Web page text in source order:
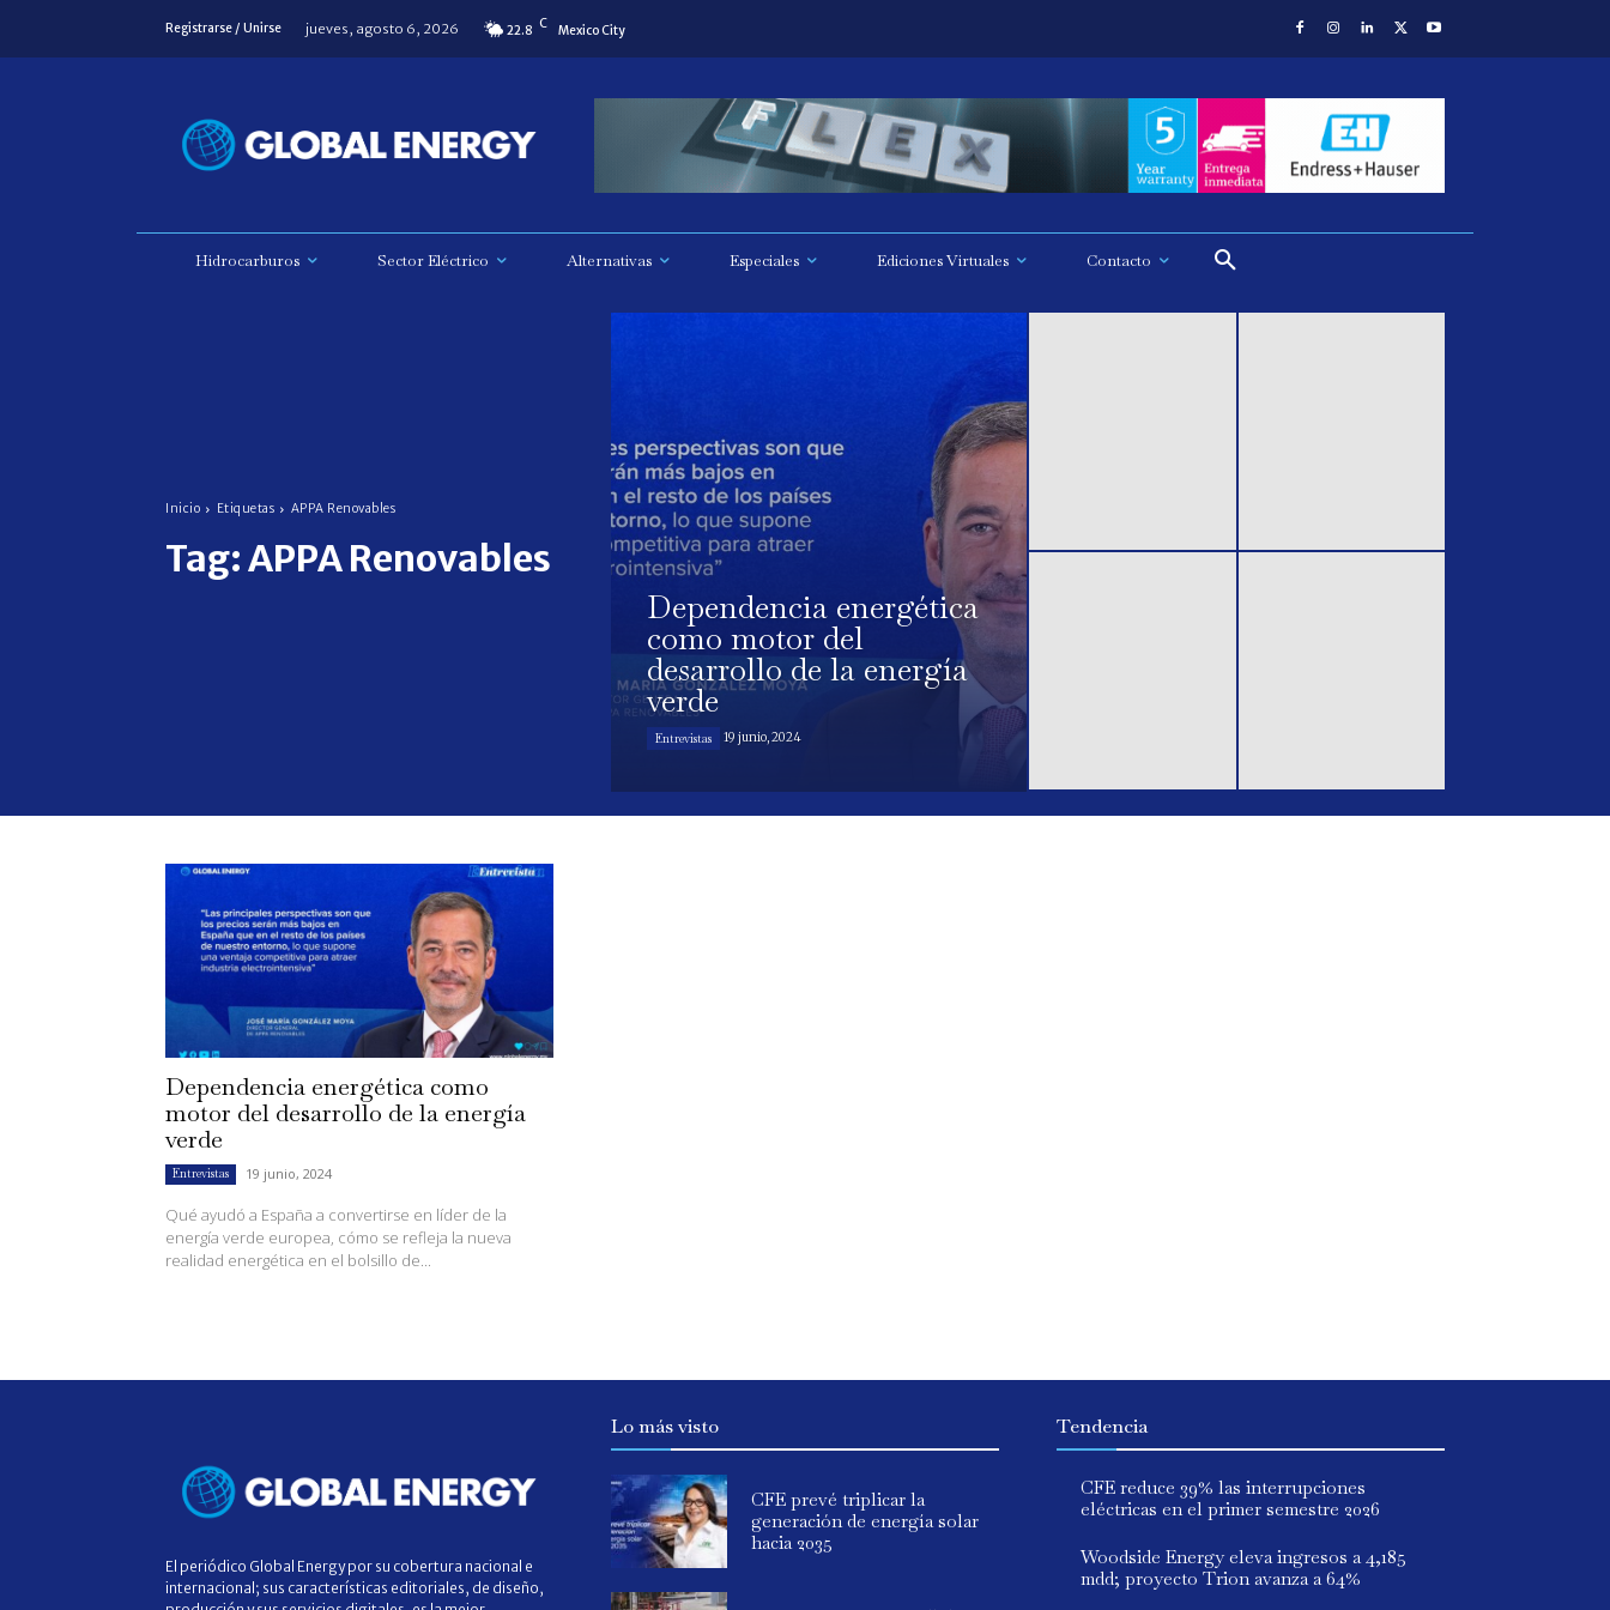
Registrarse / Unirse jueves, agosto 6, 2026 22.8 C Mexico City
Hidrocarburos Sector Eléctrico Alternativas Especiales Ediciones Virtuales Contacto
Inicio Etiquetas APPA Renovables
Tag:APPA Renovables
Dependencia energética
como motor del
desarrollo de la energía
verde
Entrevistas 19 junio, 2024
Dependencia energética como
motor del desarrollo de la energía
verde
Entrevistas 19 junio, 2024
Qué ayudó a España a convertirse en líder de la
energía verde europea, cómo se refleja la nueva
realidad energética en el bolsillo de...
El periódico Global Energy por su cobertura nacional e
internacional; sus características editoriales, de diseño,
Lo más visto
CFE prevé triplicar la
generación de energía solar
hacia 2035
Tendencia
CFE reduce 39% las interrupciones
eléctricas en el primer semestre 2026
Woodside Energy eleva ingresos a 4,185
mdd; proyecto Trion avanza a 64%